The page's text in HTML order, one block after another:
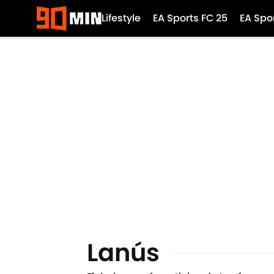
Lifestyle EA Sports FC 25 EA
Lanús